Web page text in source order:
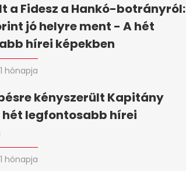
a Fidesz a Hankó-botrányról:
jó helyre ment - A hét
hírei képekben
1 hónapja
kényszerült Kapitány
legfontosabb hírei
1 hónapja